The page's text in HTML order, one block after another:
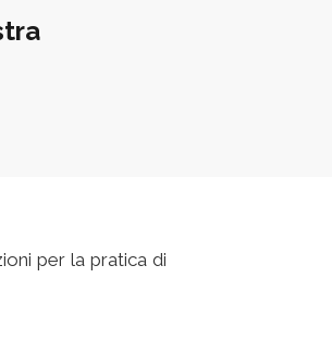
per la pratica di